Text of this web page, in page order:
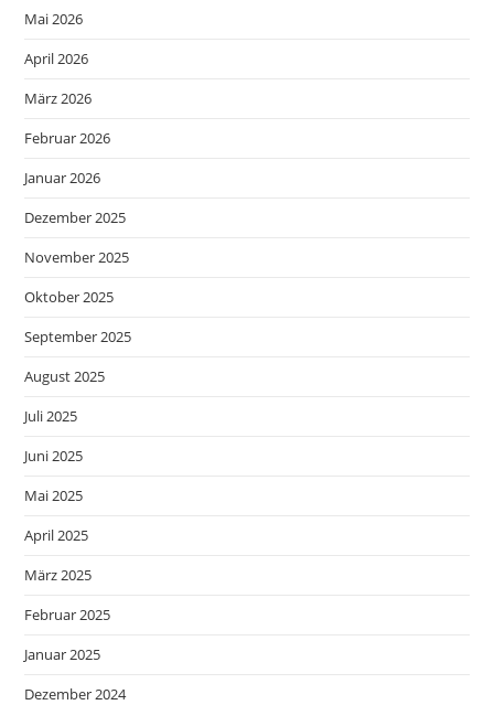
Mai 2026
April 2026
März 2026
Februar 2026
Januar 2026
Dezember 2025
November 2025
Oktober 2025
September 2025
August 2025
Juli 2025
Juni 2025
Mai 2025
April 2025
März 2025
Februar 2025
Januar 2025
Dezember 2024